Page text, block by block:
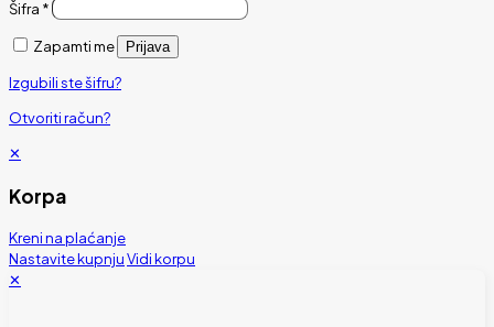
Šifra *
Zapamti me Prijava
Izgubili ste šifru?
Otvoriti račun?
✕
Korpa
Kreni na plaćanje
Nastavite kupnjuVidi korpu
✕